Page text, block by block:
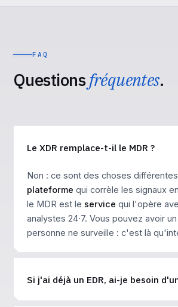
FAQ
Questionsfréquentes.
Le XDR remplace-t-il le MDR ?
Non : ce sont des choses
plateforme qui corrèle les signaux
le MDR est le service qui l'opère
analystes 24·7. Vous pouvez avoir
personne ne surveille : c'est là
Si j'ai déjà un EDR, ai-je besoin